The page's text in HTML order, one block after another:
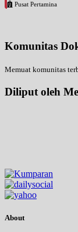
Pusat Pertamina
Komunitas
Memuat komunitas
Diliput oleh
About